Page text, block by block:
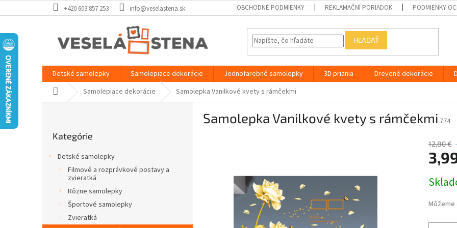
na
+420 603 857 253 info@veselastena.sk OBCHODNÉ PODMIENKY REKLAMAČNÍ PORIADOK PODMIENKY
HĽADAŤ
Detské samolepky Samolepiace dekorácie Jednofarebné samolepky 3D priania Drevené dekorácie
DomovSamolepiace dekorácie Samolepka Vanilkové kvety s rámčekmi
kategórie
Kategórie
Detské samolepky
Filmové a rozprávkové postavy a
zvieratká
Rôzne samolepky
Športové samolepky
Zvieratká
Samolepka Vanilkové kvety s rámčekmi 774
12,80 €
cena: